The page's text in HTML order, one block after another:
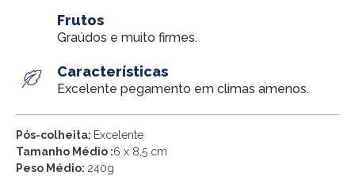
Frutos
Graúdos e muito firmes.
Características
Excelente pegamento em climas amenos.
Pós-colheita: Excelente
Tamanho Médio :6 x 8,5 cm
Peso Médio: 240g